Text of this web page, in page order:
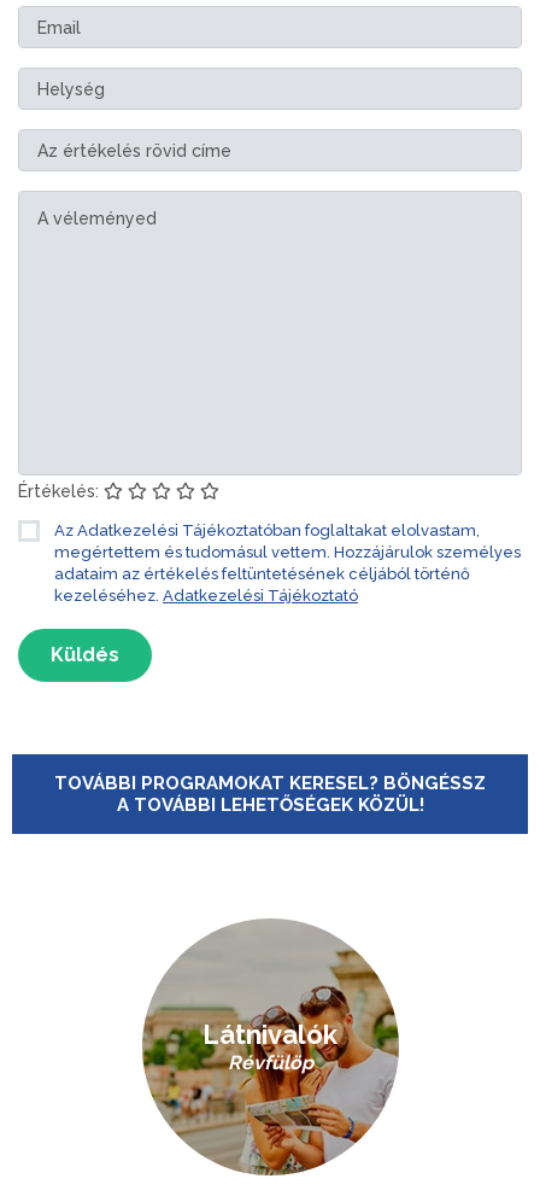
Értékelés:
Az Adatkezelési Tájékoztatóban foglaltakat elolvastam,
megértettem és tudomásul vettem. Hozzájárulok személyes
adataim az értékelés feltüntetésének céljából történő
kezeléséhez. Adatkezelési Tájékoztató
Küldés
TOVÁBBI PROGRAMOKAT KERESEL? BÖNGÉSSZ
A TOVÁBBI LEHETŐSÉGEK KÖZÜL!
Látnivalók
Révfülöp